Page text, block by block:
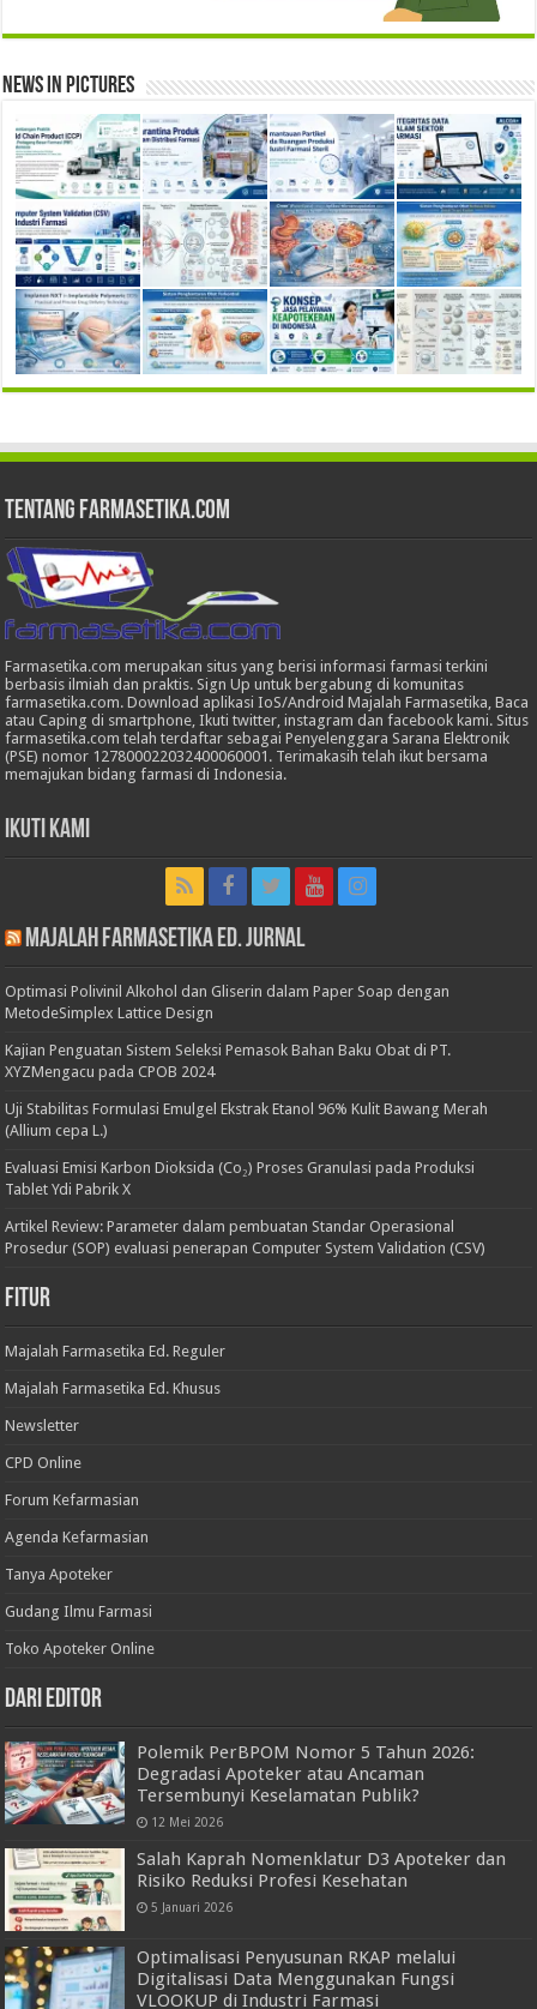
News in Pictures
Tentang Farmasetika.com
Farmasetika.com merupakan situs yang berisi informasi farmasi terkini
berbasis ilmiah dan praktis. Sign Up untuk bergabung di komunitas
farmasetika.com. Download aplikasi IoS/Android Majalah Farmasetika, Baca
atau Caping di smartphone, Ikuti twitter, instagram dan facebook kami. Situs
farmasetika.com telah terdaftar sebagai Penyelenggara Sarana Elektronik
(PSE) nomor 127800022032400060001. Terimakasih telah ikut bersama
memajukan bidang farmasi di Indonesia.
Ikuti Kami
Majalah Farmasetika Ed. Jurnal
Optimasi Polivinil Alkohol dan Gliserin dalam Paper Soap dengan
MetodeSimplex Lattice Design
Kajian Penguatan Sistem Seleksi Pemasok Bahan Baku Obat di PT.
XYZMengacu pada CPOB 2024
Uji Stabilitas Formulasi Emulgel Ekstrak Etanol 96% Kulit Bawang Merah
(Allium cepa L.)
Evaluasi Emisi Karbon Dioksida (Co₂) Proses Granulasi pada Produksi
Tablet Ydi Pabrik X
Artikel Review: Parameter dalam pembuatan Standar Operasional
Prosedur (SOP) evaluasi penerapan Computer System Validation (CSV)
Fitur
Majalah Farmasetika Ed. Reguler
Majalah Farmasetika Ed. Khusus
Newsletter
CPD Online
Forum Kefarmasian
Agenda Kefarmasian
Tanya Apoteker
Gudang Ilmu Farmasi
Toko Apoteker Online
Dari Editor
Polemik PerBPOM Nomor 5 Tahun 2026:
Degradasi Apoteker atau Ancaman
Tersembunyi Keselamatan Publik?
12 Mei 2026
Salah Kaprah Nomenklatur D3 Apoteker dan
Risiko Reduksi Profesi Kesehatan
5 Januari 2026
Optimalisasi Penyusunan RKAP melalui
Digitalisasi Data Menggunakan Fungsi
VLOOKUP di Industri Farmasi